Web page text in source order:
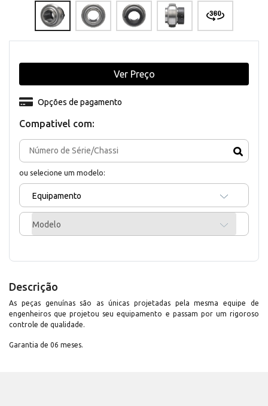
Compativel com:
ou selecione um modelo:
Equipamento
Modelo
Opções de pagamento
Ver Preço
Descrição
As peças genuínas são as únicas projetadas pela mesma equipe de
engenheiros que projetou seu equipamento e passam por um rigoroso
controle de qualidade.
Garantia de 06 meses.